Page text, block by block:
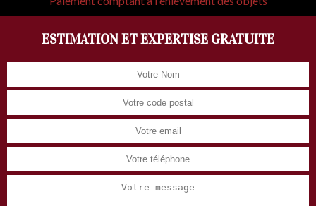
ESTIMATION ET EXPERTISE GRATUITE